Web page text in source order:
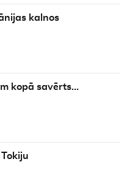
kalnos
kopā savērts…